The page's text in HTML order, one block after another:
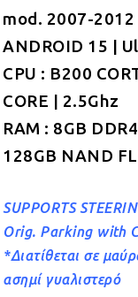
mod. 2007-2012
ANDROID 15 |
CPU : B200
CORE | 2.5Ghz
RAM : 8GB
128GB NAND
SUPPORTS
Orig. Parking with
*Διατίθεται σε
ασημί γυαλιστερό